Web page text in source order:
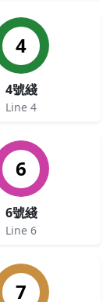
4
4號綫
Line 4
6
6號綫
Line 6
7